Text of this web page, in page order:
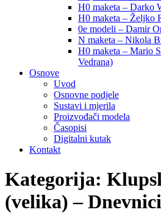
H0 maketa – Darko
H0 maketa – Željko
0e modeli – Damir
N maketa – Nikola
H0 maketa – Mario
Vedrana)
Osnove
Uvod
Osnovne podjele
Sustavi i mjerila
Proizvođači modela
Časopisi
Digitalni kutak
Kontakt
Kategorija:
(velika) –